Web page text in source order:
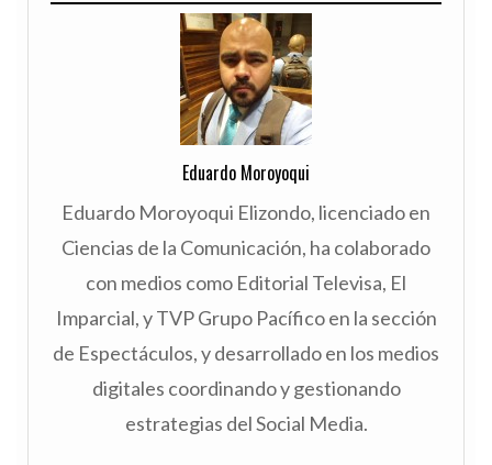
Eduardo Moroyoqui
Eduardo Moroyoqui Elizondo, licenciado en
Ciencias de la Comunicación, ha colaborado
con medios como Editorial Televisa, El
Imparcial, y TVP Grupo Pacífico en la sección
de Espectáculos, y desarrollado en los medios
digitales coordinando y gestionando
estrategias del Social Media.